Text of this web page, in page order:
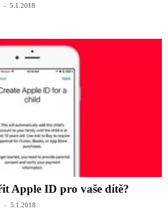
- 5.1.2018
Apple ID pro vaše dítě?
- 5.1.2018